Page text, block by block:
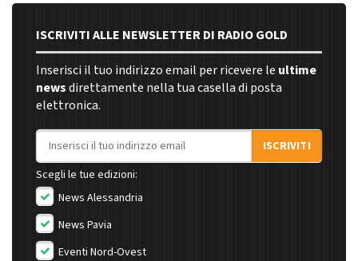
ISCRIVITI ALLE NEWSLETTER DI RADIO GOLD
Inserisci il tuo indirizzo email per ricevere le ultime
newsdirettamente nella tua casella di posta
elettronica.
Indirizzo email
ISCRIVITI
Scegli le tue edizioni:
News Alessandria
News Pavia
Eventi Nord-Ovest